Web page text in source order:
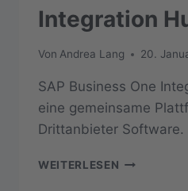
Integration
Von Andrea Lang 20.
SAP Business One
eine gemeinsame
Drittanbieter Software.
WEITERLESEN SAP